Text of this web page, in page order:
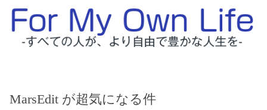
MarsEdit が超気になる件